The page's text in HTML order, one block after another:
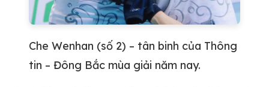
Che Wenhan (số 2) – tân binh của Thông
tin – Đông Bắc mùa giải năm nay.